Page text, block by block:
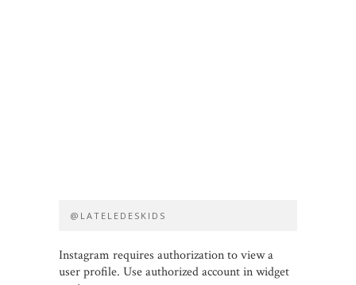
@LATELEDESKIDS
Instagram requires authorization to view a
user profile. Use authorized account in widget